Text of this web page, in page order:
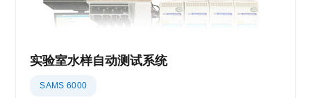
实验室水样自动测试系统
SAMS 6000